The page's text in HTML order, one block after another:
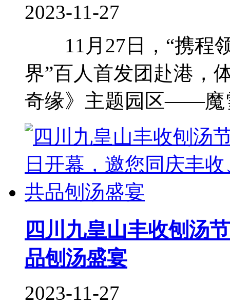
2023-11-27
11月27日，“携程
界”百人首发团赴港，
奇缘》主题园区——魔
四川九皇山丰收刨汤
品刨汤盛宴
2023-11-27